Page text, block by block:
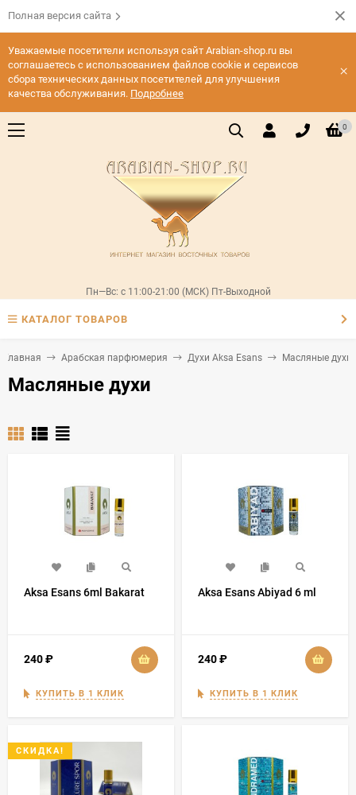
Полная версия сайта
Уважаемые посетители используя сайт Arabian-shop.ru вы
соглашаетесь с использованием файлов cookie и сервисов
сбора технических данных посетителей для улучшения
качества обслуживания. Подробнее
×
0
Пн—Вс: с 11:00-21:00 (МСК) Пт-Выходной
КАТАЛОГ ТОВАРОВ
Главная Арабская парфюмерия Духи Aksa Esans Масляные духи
Масляные духи
Aksa Esans 6ml Bakarat
240₽
КУПИТЬ В 1 КЛИК
Aksa Esans Abiyad 6 ml
240₽
КУПИТЬ В 1 КЛИК
СКИДКА!